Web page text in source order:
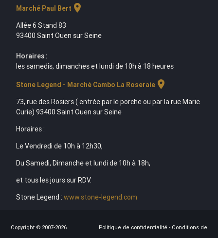
Marché Paul Bert location_on
Allée 6 Stand 83
93400 Saint Ouen sur Seine
Horaires :
les samedis, dimanches et lundi de 10h à 18 heures
Stone Legend - Marché Cambo La Roseraielocation_on
73, rue des Rosiers ( entrée par le porche ou par la rue Marie
Curie) 93400 Saint Ouen sur Seine
Horaires :
Le Vendredi de 10h à 12h30,
Du Samedi, Dimanche et lundi de 10h à 18h,
et tous les jours sur RDV.
Stone Legend : www.stone-legend.com
Copyright © 2007-2026 Politique de confidentialité - Conditions de